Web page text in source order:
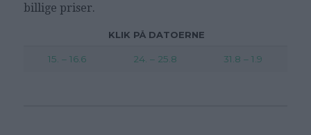
billige priser.
KLIK PÅ DATOERNE
15. – 16.6 24. – 25.8 31.8 – 1.9